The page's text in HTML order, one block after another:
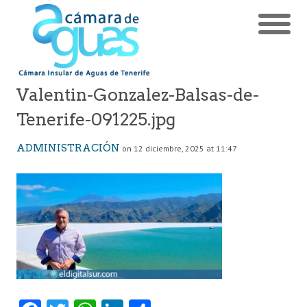
Valentin-Gonzalez-Balsas-de-
Tenerife-091225.jpg
ADMINISTRACIÓN on 12 diciembre, 2025 at 11:47